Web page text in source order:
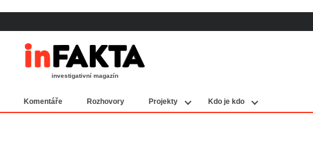
investigativní magazín
Komentáře Rozhovory Projekty Kdo je kdo